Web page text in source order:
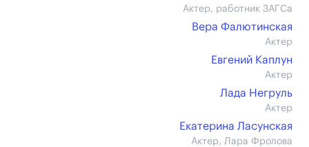
Актер, работник ЗАГСа
Вера Фалютинская
Актер
Евгений Каплун
Актер
Лада Негруль
Актер
Екатерина Ласунская
Актер, Лара Фролова